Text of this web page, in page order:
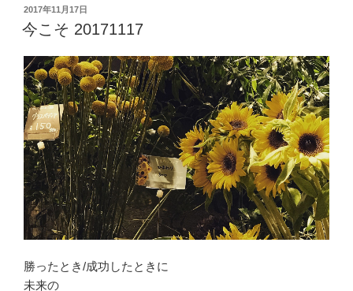
ぶ
こ
20171123”
の
投
稿
日:
2017年11月17日
今こそ 20171117
勝ったとき/成功したときに
未来の